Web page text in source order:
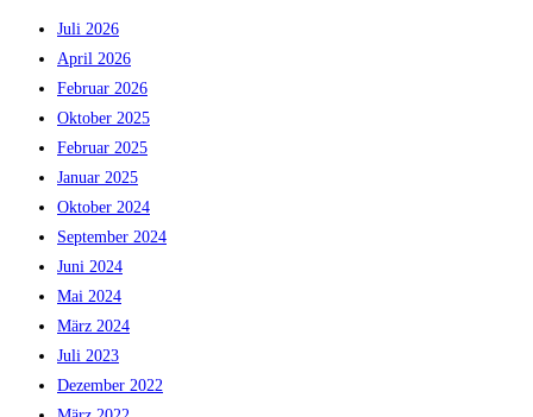
Juli 2026
April 2026
Februar 2026
Oktober 2025
Februar 2025
Januar 2025
Oktober 2024
September 2024
Juni 2024
Mai 2024
März 2024
Juli 2023
Dezember 2022